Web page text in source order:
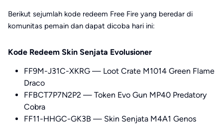
Berikut sejumlah kode redeem Free Fire yang beredar di
komunitas pemain dan dapat dicoba hari ini:
Kode Redeem Skin Senjata Evolusioner
FF9M-J31C-XKRG — Loot Crate M1014 Green Flame
Draco
FFBCT7P7N2P2 — Token Evo Gun MP40 Predatory
Cobra
FF11-HHGC-GK3B — Skin Senjata M4A1 Genos